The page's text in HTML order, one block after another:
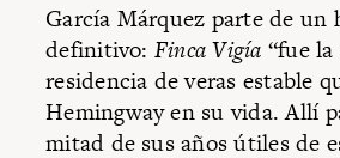
García Márquez parte de un
definitivo: Finca Vigía “fue
residencia de veras estable
Hemingway en su vida. Allí
mitad de sus años útiles de